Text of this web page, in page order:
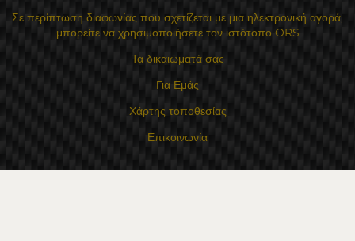
Σε περίπτωση διαφωνίας που σχετίζεται με μια ηλεκτρονική αγορά,
μπορείτε να χρησιμοποιήσετε τον ιστότοπο ORS
Τα δικαιώματά σας
Για Εμάς
Χάρτης τοποθεσίας
Επικοινωνία